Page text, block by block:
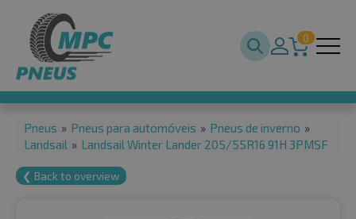
0
Pneus » Pneus para automóveis » Pneus de inverno »
Landsail » Landsail Winter Lander 205/55R16 91H 3PMSF
❮ Back to overview